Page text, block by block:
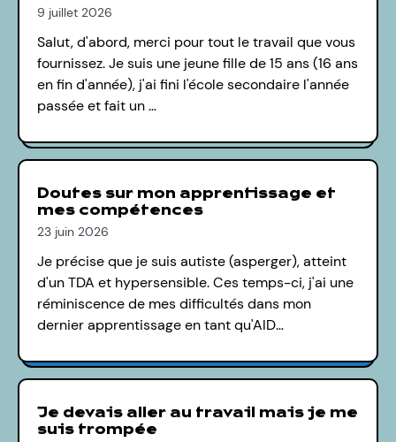
9 juillet 2026
Salut, d'abord, merci pour tout le travail que vous
fournissez. Je suis une jeune fille de 15 ans (16 ans
en fin d'année), j'ai fini l'école secondaire l'année
passée et fait un …
Doutes sur mon apprentissage et
mes compétences
23 juin 2026
Je précise que je suis autiste (asperger), atteint
d'un TDA et hypersensible. Ces temps-ci, j'ai une
réminiscence de mes difficultés dans mon
dernier apprentissage en tant qu'AID…
Je devais aller au travail mais je me
suis trompée